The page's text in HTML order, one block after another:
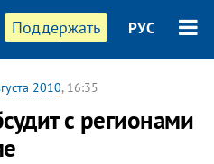
Поддержать РУС
2010, 16:35
с регионами